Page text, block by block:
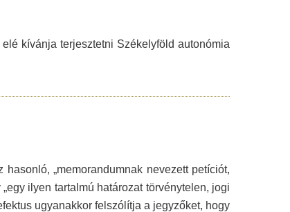
kívánja terjesztetni Székelyföld autonómia
„memorandumnak nevezett petíciót,
ilyen tartalmú határozat törvénytelen, jogi
ugyanakkor felszólítja a jegyzőket, hogy